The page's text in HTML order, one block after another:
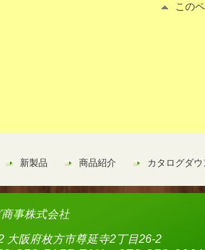
この
新製品 商品紹介 カタログダ
事株式会社
大阪府枚方市尊延寺2丁目26-2